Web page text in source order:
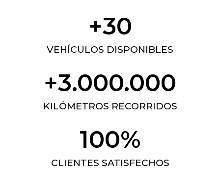
VEHÍCULOS DISPONIBLES
+30
KILÓMETROS RECORRIDOS
+3.000.000
CLIENTES SATISFECHOS
100%